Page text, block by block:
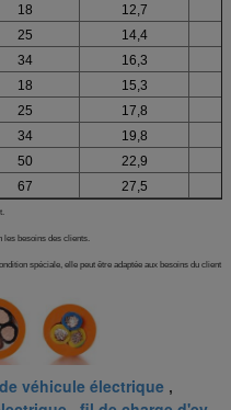
18
12,7
25 14,4
34 16,3
18 15,3
25 17,8
34 19,8
50 22,9
67 27,5
les besoins des clients.
spéciale, elle peut être adaptée aux besoins du client
véhicule électrique ,